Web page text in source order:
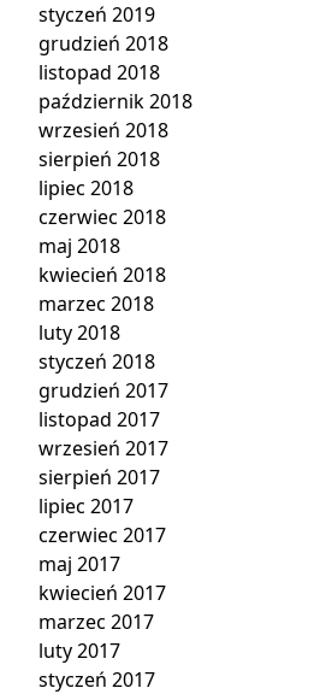
styczeń 2019
grudzień 2018
listopad 2018
październik 2018
wrzesień 2018
sierpień 2018
lipiec 2018
czerwiec 2018
maj 2018
kwiecień 2018
marzec 2018
luty 2018
styczeń 2018
grudzień 2017
listopad 2017
wrzesień 2017
sierpień 2017
lipiec 2017
czerwiec 2017
maj 2017
kwiecień 2017
marzec 2017
luty 2017
styczeń 2017